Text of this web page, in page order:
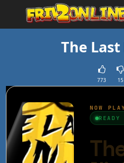
The
773 15